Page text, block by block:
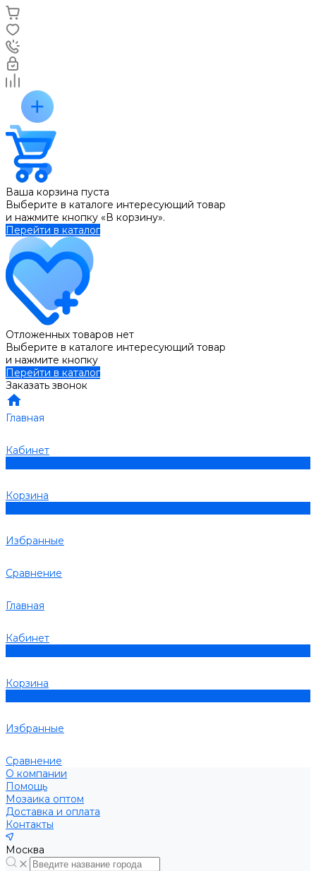
Ваша корзина пуста
Выберите в каталоге интересующий товар
и нажмите кнопку «В корзину».
Перейти в каталог
Отложенных товаров нет
Выберите в каталоге интересующий товар
и нажмите кнопку
Перейти в каталог
Заказать звонок
Главная
Кабинет
Корзина
Избранные
Сравнение
Главная
Кабинет
Корзина
Избранные
Сравнение
О компании
Помощь
Мозаика оптом
Доставка и оплата
Контакты
Москва